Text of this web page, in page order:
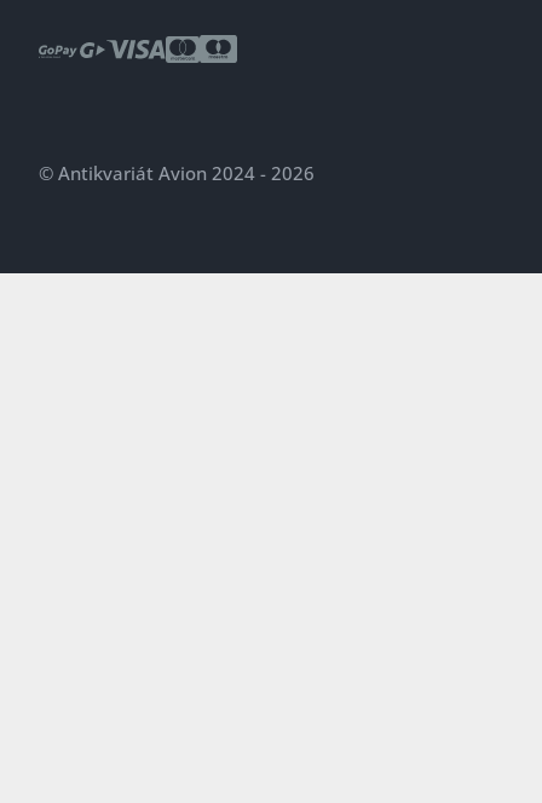
© Antikvariát Avion 2024 - 2026